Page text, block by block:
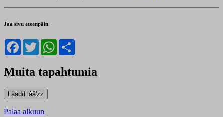
Jaa sivu eteenpäin
Facebook
TwitterWhatsApp
Muita tapahtumia
Palaa alkuun